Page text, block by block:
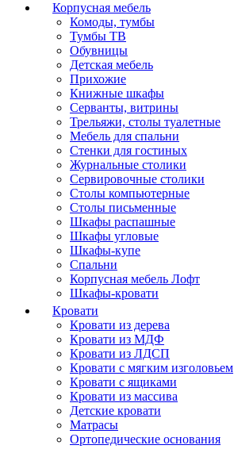
Корпусная мебель
Комоды, тумбы
Тумбы ТВ
Обувницы
Детская мебель
Прихожие
Книжные шкафы
Серванты, витрины
Трельяжи, столы туалетные
Мебель для спальни
Стенки для гостиных
Журнальные столики
Сервировочные столики
Столы компьютерные
Столы письменные
Шкафы распашные
Шкафы угловые
Шкафы-купе
Спальни
Корпусная мебель Лофт
Шкафы-кровати
Кровати
Кровати из дерева
Кровати из МДФ
Кровати из ЛДСП
Кровати с мягким изголовьем
Кровати с ящиками
Кровати из массива
Детские кровати
Матрасы
Ортопедические основания